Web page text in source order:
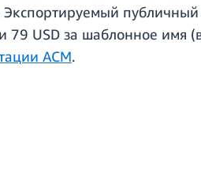
Экспортируемый
79 USD за шаблонное имя
ACM.